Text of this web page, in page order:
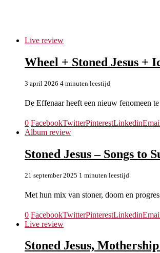
Live review
Wheel + Stoned Jesus +
3 april 2026 4 minuten leestijd
De Effenaar heeft een nieuw fenomeen
0 FacebookTwitterPinterestLinkedin
Album review
Stoned Jesus – Songs to
21 september 2025 1 minuten leestijd
Met hun mix van stoner, doom en
0 FacebookTwitterPinterestLinkedin
Live review
Stoned Jesus,